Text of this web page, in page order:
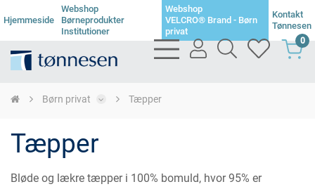
Hjemmeside
Webshop
Børneprodukter
Institutioner
Webshop
VELCRO® Brand - Børn
privat
Kontakt
Tønnesen
bars
light
user
searchheart 0
Børn privat Tæpper
Tæpper
Bløde og lækre tæpper i 100% bomuld, hvor 95% er